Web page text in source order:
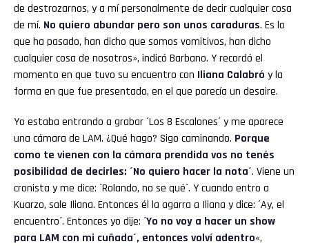
de destrozarnos, y a mí personalmente de decir cualquier cosa
de mí. No quiero abundar pero son unos caraduras. Es lo
que ha pasado, han dicho que somos vomitivos, han dicho
cualquier cosa de nosotros», indicó Barbano. Y recordó el
momento en que tuvo su encuentro con Iliana Calabró y la
forma en que fue presentado, en el que parecía un desaire.
Yo estaba entrando a grabar ´Los 8 Escalones´ y me aparece
una cámara de LAM. ¿Qué hago? Sigo caminando. Porque
como te vienen con la cámara prendida vos no tenés
posibilidad de decirles: ´No quiero hacer la nota´. Viene un
cronista y me dice: ´Rolando, no se qué´. Y cuando entro a
Kuarzo, sale Iliana. Entonces él la agarra a Iliana y dice: ´Ay, el
encuentro´. Entonces yo dije: ´Yo no voy a hacer un show
para LAM con mi cuñada´, entonces volví adentro«,